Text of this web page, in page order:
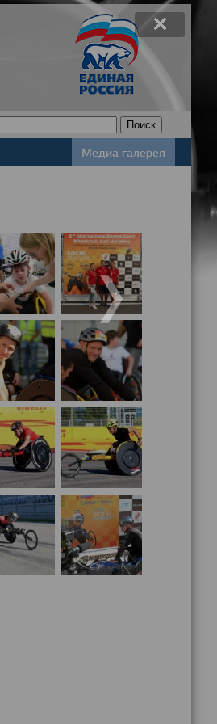
Медиа галерея